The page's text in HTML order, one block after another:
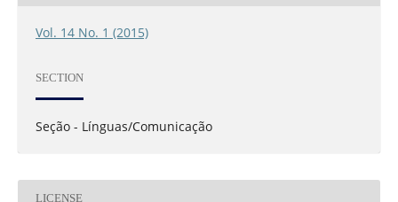
Vol. 14 No. 1 (2015)
SECTION
Seção - Línguas/Comunicação
LICENSE